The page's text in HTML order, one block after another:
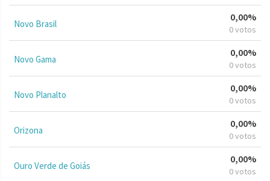
Novo Brasil
0,00%
0 votos
Novo Gama
0,00%
0 votos
Novo Planalto
0,00%
0 votos
Orizona
0,00%
0 votos
Ouro Verde de Goiás
0,00%
0 votos